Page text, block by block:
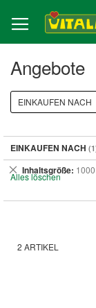
zum
Inhalt
Angebote
2 ARTIKEL
EINKAUFEN NACH
EINKAUFEN NACH
Inhaltsgröße
Dies
entfernen
Alles löschen